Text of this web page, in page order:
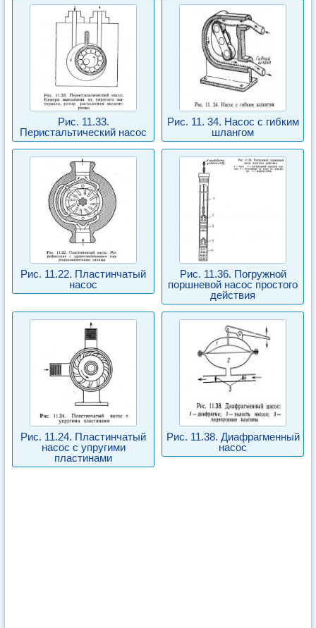
Рис. 11.33.
Перистальтический насос
Рис. 11. 34. Насос с гибким
шлангом
Рис. 11.22. Пластинчатый
насос
Рис. 11.36. Погружной
поршневой насос простого
действия
Рис. 11.24. Пластинчатый
насос с упругими
пластинами
Рис. 11.38. Диафрагменный
насос